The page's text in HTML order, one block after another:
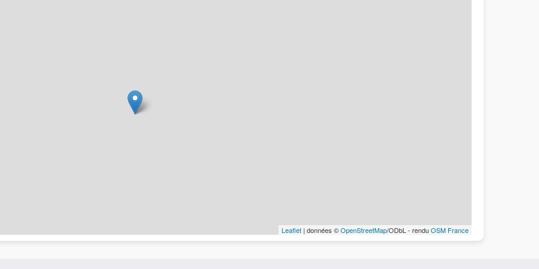
Leaflet | données ©OpenStreetMap/ODbL - renduOSM France